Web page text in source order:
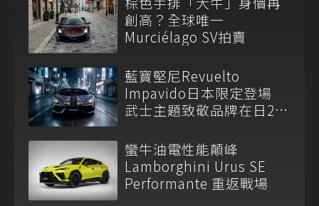
創高？全球唯一
Murciélago SV拍賣
藍寶堅尼Revuelto
Impavido日本限定登場
武士主題致敬品牌在日25
蠻牛油電性能顛峰
Lamborghini Urus SE
Performante 重返戰場